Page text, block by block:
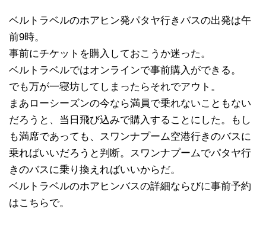
ベルトラベルのホアヒン発パタヤ行きバスの出発は午
前9時。
事前にチケットを購入しておこうか迷った。
ベルトラベルではオンラインで事前購入ができる。
でも万が一寝坊してしまったらそれでアウト。
まあローシーズンの今なら満員で乗れないこともない
だろうと、当日飛び込みで購入することにした。もし
も満席であっても、スワンナプーム空港行きのバスに
乗ればいいだろうと判断。スワンナプームでパタヤ行
きのバスに乗り換えればいいからだ。
ベルトラベルのホアヒンバスの詳細ならびに事前予約
はこちらで。